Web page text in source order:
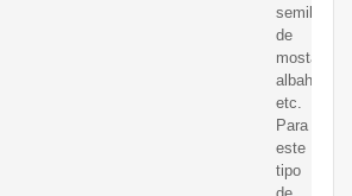
semilla
de
mostaza,
albahaca,
etc.
Para
este
tipo